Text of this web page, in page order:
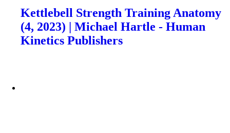
Kettlebell Strength Training Anatomy
(4, 2023) | Michael Hartle - Human
Kinetics Publishers